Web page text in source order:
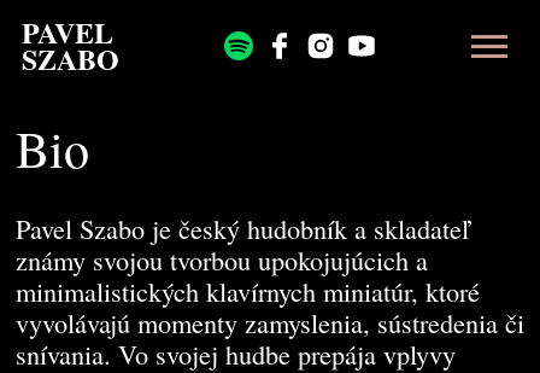
PAVEL
SZABO
Bio
Pavel Szabo je český hudobník a skladateľ
známy svojou tvorbou upokojujúcich a
minimalistických klavírnych miniatúr, ktoré
vyvolávajú momenty zamyslenia, sústredenia či
snívania. Vo svojej hudbe prepája vplyvy